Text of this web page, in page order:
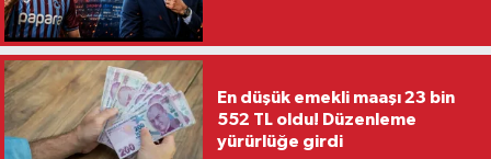
En düşük emekli maaşı 23 bin
552 TL oldu! Düzenleme
yürürlüğe girdi